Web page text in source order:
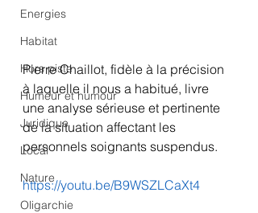
Energies
Habitat
Hors piste
Humeur et humour
Juridique
Local
Nature
Oligarchie
Pierre Chaillot, fidèle à la précision
à laquelle il nous a habitué, livre
une analyse sérieuse et pertinente
de la situation affectant les
personnels soignants suspendus.
https://youtu.be/B9WSZLCaXt4